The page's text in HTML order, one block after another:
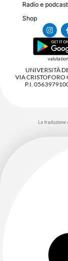
Radio e podcast
Shop
UNIVERSITÀ
VIA
P.I.
La traduzione